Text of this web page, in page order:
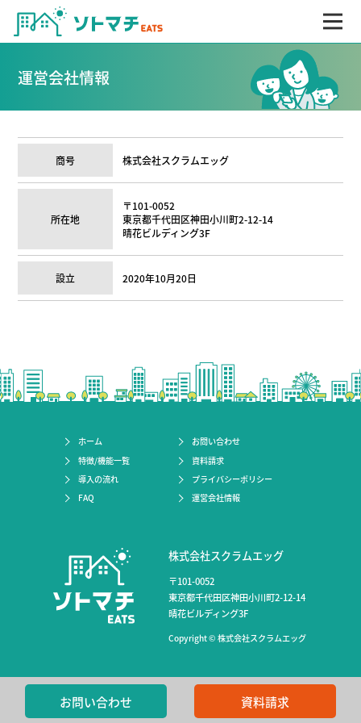
お問い合わせ 資料請求
運営会社情報
商号 株式会社スクラムエッグ
所在地
〒101-0052
東京都千代田区神田小川町2-12-14
晴花ビルディング3F
設立 2020年10月20日
株式会社スクラムエッグ
〒101-0052
東京都千代田区神田小川町2-12-14
晴花ビルディング3F
Copyright © 株式会社スクラムエッグ
ホーム
特徴/機能一覧
導入の流れ
FAQ
お問い合わせ
資料請求
プライバシーポリシー
運営会社情報